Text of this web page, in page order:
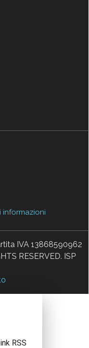
informazioni
IVA 13868590962
RESERVED. ISP
RSS